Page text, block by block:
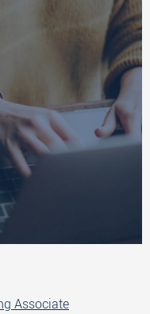
Associate